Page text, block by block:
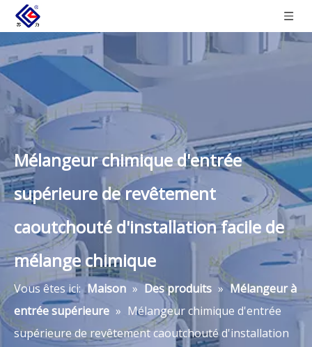
Mélangeur chimique d'entrée
supérieure de revêtement
caoutchouté d'installation facile de
mélange chimique
Vous êtes ici: Maison » Des produits » Mélangeur à
entrée supérieure » Mélangeur chimique d'entrée
supérieure de revêtement caoutchouté d'installation